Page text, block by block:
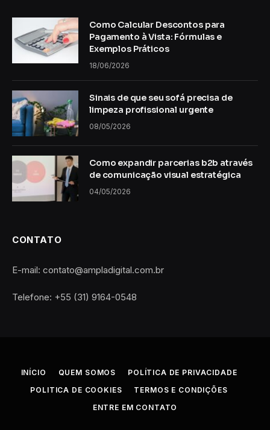
Como Calcular Descontos para
Pagamento à Vista: Fórmulas e
Exemplos Práticos
18/06/2026
Sinais de que seu sofá precisa de
limpeza profissional urgente
08/05/2026
Como expandir parcerias b2b através
de comunicação visual estratégica
04/05/2026
CONTATO
E-mail: contato@ampladigital.com.br
Telefone: +55 (31) 9164-0548
INÍCIO QUEM SOMOS
POLÍTICA DE PRIVACIDADE
POLITICA DE COOKIES
TERMOS E CONDIÇÕES
ENTRE EM CONTATO